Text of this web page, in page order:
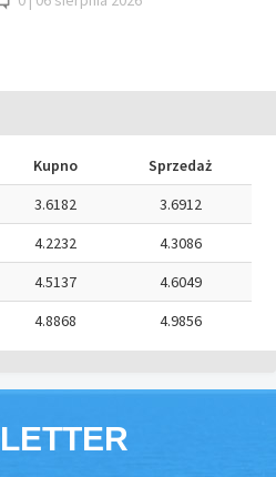
Kupno
Sprzedaż
3.6182
3.6912
4.2232
4.3086
4.5137
4.6049
4.8868 4.9856